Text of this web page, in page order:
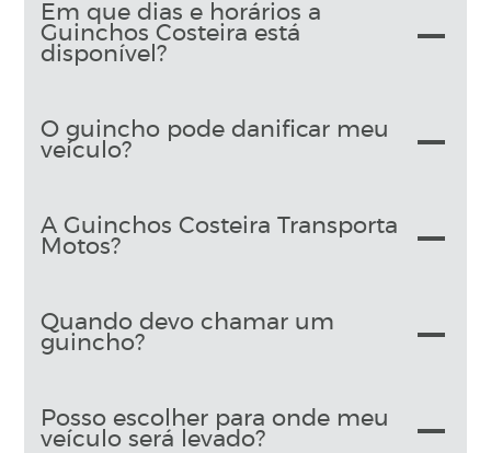
Em que dias e horários a
Guinchos Costeira está
disponível?
O guincho pode danificar meu
veículo?
A Guinchos Costeira Transporta
Motos?
Quando devo chamar um
guincho?
Posso escolher para onde meu
veículo será levado?